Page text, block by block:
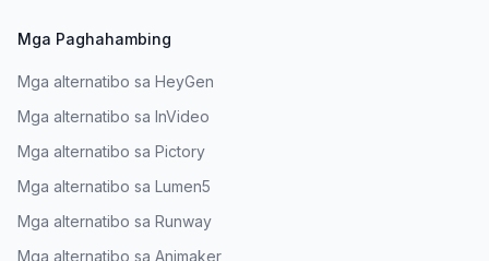
Mga Paghahambing
Mga alternatibo sa HeyGen
Mga alternatibo sa InVideo
Mga alternatibo sa Pictory
Mga alternatibo sa Lumen5
Mga alternatibo sa Runway
Mga alternatibo sa Animaker